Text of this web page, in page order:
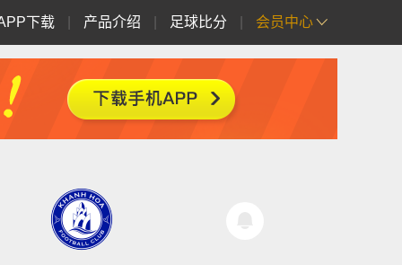
下载 产品介绍 足球比分 会员中心